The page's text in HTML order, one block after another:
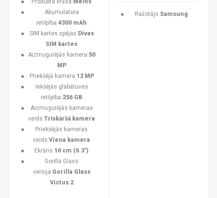
Produkta krāsa: Melns
Akumulatora
ietilpība:4300 mAh
SIM kartes spējas: Divas
SIM kartes
Aizmugurējās kamera:50
MP
Priekšējā kamera:12 MP
Iekšējās glabātuves
ietilpība:256 GB
Aizmugurējās kameras
veids:Trīskāršā kamera
Priekšējās kameras
veids:Viena kamera
Ekrāns:16 cm (6.3")
Gorilla Glass
versija:Gorilla Glass
Victus 2
Ražotājs:Samsung